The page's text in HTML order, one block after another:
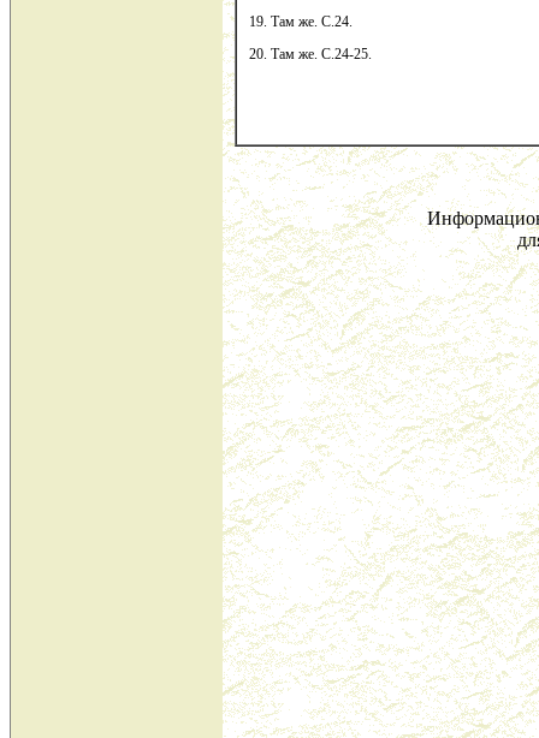
19. Там же. С.24.
20. Там же. С.24-25.